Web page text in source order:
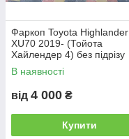
Фаркоп Toyota Highlander
XU70 2019- (Тойота
Хайлендер 4) без підрізу
бампера
В наявності
від 4 000 ₴
Купити